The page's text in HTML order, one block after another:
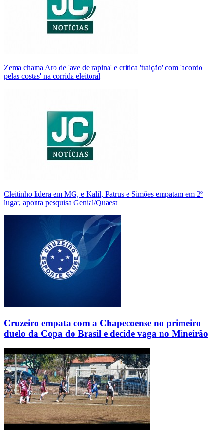
Zema chama Aro de 'ave de rapina' e critica 'traição' com 'acordo
pelas costas' na corrida eleitoral
Cleitinho lidera em MG, e Kalil, Patrus e Simões empatam em 2º
lugar, aponta pesquisa Genial/Quaest
Cruzeiro empata com a Chapecoense no primeiro
duelo da Copa do Brasil e decide vaga no Mineirão